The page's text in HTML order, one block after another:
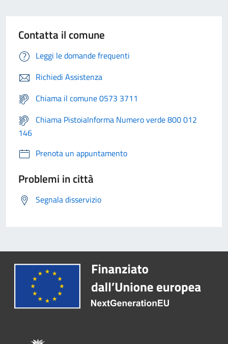
Contatta il comune
Leggi le domande frequenti
Richiedi Assistenza
Chiama il comune 0573 3711
Chiama PistoiaInforma Numero verde 800 012
146
Prenota un appuntamento
Problemi in città
Segnala disservizio